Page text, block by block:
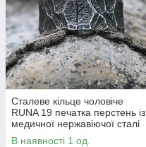
Cталеве кільце чоловіче
RUNA 19 печатка перстень із
медичної нержавіючої сталі
316L з Рунами
В наявності 1 од.